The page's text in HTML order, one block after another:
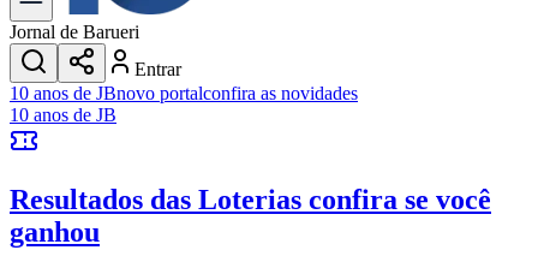
Dia a Dia & Lazer
Transportes
Gastronomia
Cinema & Shows
JogosNovo
Anuncie no Portal
Cadastrar Empresa
Divulgar Vagas
Jornal de Barueri
Entrar
10 anos de JBnovo portalconfira as novidades
10 anos de JB
Resultados das Loterias confira se você
ganhou